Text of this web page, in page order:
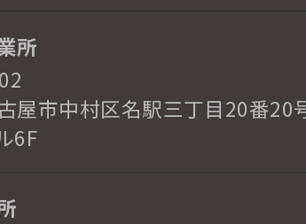
所
屋市中村区名駅三丁目20番20
6F